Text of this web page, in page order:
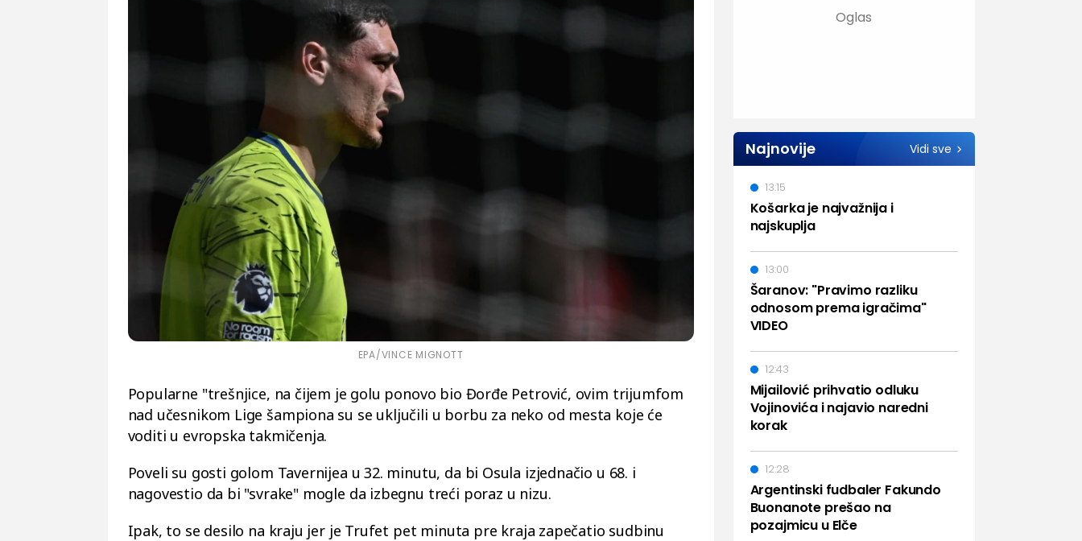
EPA/VINCE MIGNOTT
Popularne "trešnjice, na čijem je golu ponovo bio Đorđe Petrović, ovim trijumfom
nad učesnikom Lige šampiona su se uključili u borbu za neko od mesta koje će
voditi u evropska takmičenja.
Poveli su gosti golom Tavernijea u 32. minutu, da bi Osula izjednačio u 68. i
nagovestio da bi "svrake" mogle da izbegnu treći poraz u nizu.
Ipak, to se desilo na kraju jer je Trufet pet minuta pre kraja zapečatio sudbinu
Najnovije Vidi sve
Košarka je najvažnija i
najskuplja
13:15
Šaranov: "Pravimo razliku
odnosom prema igračima"
VIDEO
13:00
Mijailović prihvatio odluku
Vojinovića i najavio naredni
korak
12:43
Argentinski fudbaler Fakundo
Buonanote prešao na
pozajmicu u Elče
12:28